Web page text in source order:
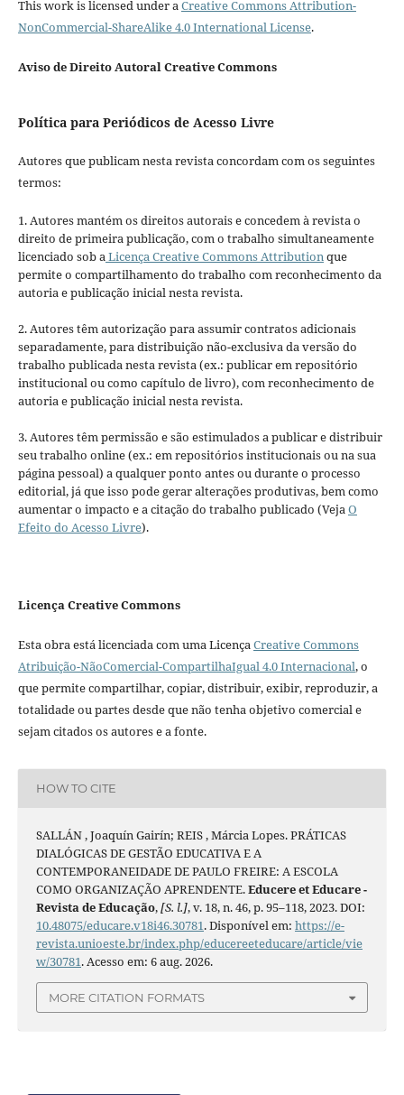
This work is licensed under aCreative Commons Attribution-
NonCommercial-ShareAlike 4.0 International License.
Aviso de Direito Autoral Creative Commons
Política para Periódicos de Acesso Livre
Autores que publicam nesta revista concordam com os seguintes
termos:
1. Autores mantém os direitos autorais e concedem à revista o
direito de primeira publicação, com o trabalho simultaneamente
licenciado sob aLicença Creative Commons Attributionque
permite o compartilhamento do trabalho com reconhecimento da
autoria e publicação inicial nesta revista.
2. Autores têm autorização para assumir contratos adicionais
separadamente, para distribuição não-exclusiva da versão do
trabalho publicada nesta revista (ex.: publicar em repositório
institucional ou como capítulo de livro), com reconhecimento de
autoria e publicação inicial nesta revista.
3. Autores têm permissão e são estimulados a publicar e distribuir
seu trabalho online (ex.: em repositórios institucionais ou na sua
página pessoal) a qualquer ponto antes ou durante o processo
editorial, já que isso pode gerar alterações produtivas, bem como
aumentar o impacto e a citação do trabalho publicado (VejaO
Efeito do Acesso Livre).
Licença Creative Commons
Esta obra está licenciada com uma LicençaCreative Commons
Atribuição-NãoComercial-CompartilhaIgual 4.0 Internacional, o
que permite compartilhar, copiar, distribuir, exibir, reproduzir, a
totalidade ou partes desde que não tenha objetivo comercial e
sejam citados os autores e a fonte.
HOW TO CITE
SALLÁN , Joaquín Gairín; REIS , Márcia Lopes. PRÁTICAS
DIALÓGICAS DE GESTÃO EDUCATIVA E A
CONTEMPORANEIDADE DE PAULO FREIRE: A ESCOLA
COMO ORGANIZAÇÃO APRENDENTE.Educere et Educare -
Revista de Educação,[S. l.], v. 18, n. 46, p. 95–118, 2023. DOI:
10.48075/educare.v18i46.30781. Disponível em: https://e-
revista.unioeste.br/index.php/educereeteducare/article/vie
w/30781. Acesso em: 6 aug. 2026.
MORE CITATION FORMATS